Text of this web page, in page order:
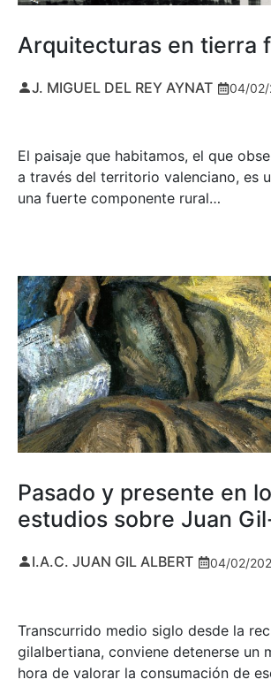
Arquitecturas en tierra
J. MIGUEL DEL REY AYNAT 04/02/
El paisaje que habitamos, el que
a través del territorio valenciano, es
una fuerte componente rural…
Pasado y presente en
estudios sobre Juan
I.A.C. JUAN GIL ALBERT 04/02/
Transcurrido medio siglo desde la
gilalbertiana, conviene detenerse un
hora de valorar la consumación de